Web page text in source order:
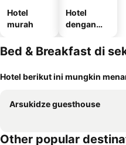
Hotel
murah
Hotel
dengan
parkir
Bed & Breakfast di
Hotel berikut ini mungkin
Arsukidze guesthouse
Other popular